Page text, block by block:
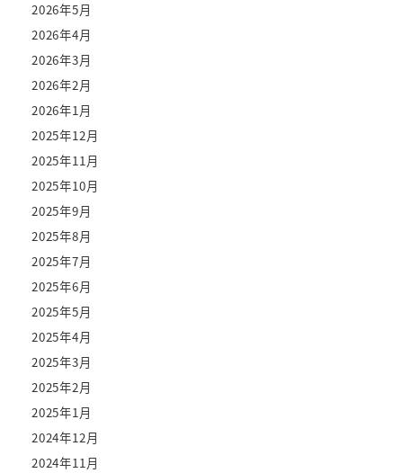
2026年5月
2026年4月
2026年3月
2026年2月
2026年1月
2025年12月
2025年11月
2025年10月
2025年9月
2025年8月
2025年7月
2025年6月
2025年5月
2025年4月
2025年3月
2025年2月
2025年1月
2024年12月
2024年11月